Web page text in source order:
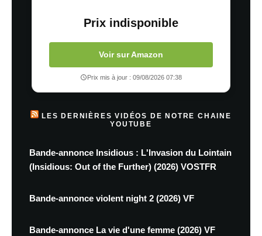
Prix indisponible
Voir sur Amazon
Prix mis à jour : 09/08/2026 07:38
LES DERNIÈRES VIDÉOS DE NOTRE CHAINE
YOUTUBE
Bande-annonce Insidious : L'Invasion du Lointain
(Insidious: Out of the Further) (2026) VOSTFR
Bande-annonce violent night 2 (2026) VF
Bande-annonce La vie d'une femme (2026) VF